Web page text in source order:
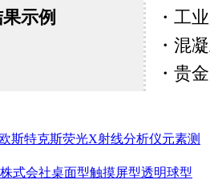
示例
・工
・混
・贵
斯特克斯荧光X射线分析仪元素测
式会社桌面型触摸屏型透明球型